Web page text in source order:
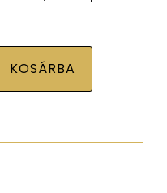
KOSÁRBA